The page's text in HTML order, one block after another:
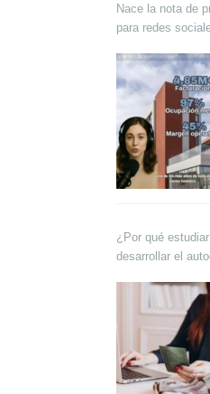
Nace la nota de
para redes
¿Por qué
desarrollar el